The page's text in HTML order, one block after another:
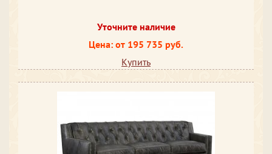
Уточните наличие
Цена: от 195 735 руб.
Купить